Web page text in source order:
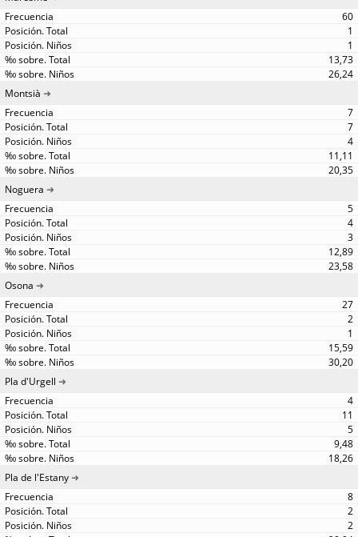
60
1
1
13,73
26,24
Montsià
7
7
4
11,11
20,35
Noguera
5
4
3
12,89
23,58
Osona
27
2
1
15,59
30,20
Pla d'Urgell
4
11
5
9,48
18,26
Pla de l'Estany
8
2
2